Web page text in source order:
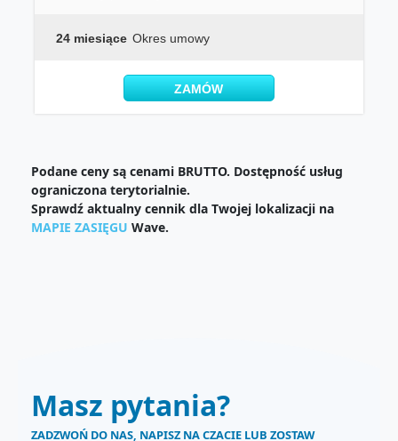
24 miesiące Okres umowy
ZAMÓW
Podane ceny są cenami BRUTTO. Dostępność usług
ograniczona terytorialnie.
Sprawdź aktualny cennik dla Twojej lokalizacji na
MAPIE ZASIĘGU Wave.
Masz pytania?
ZADZWOŃ DO NAS, NAPISZ NA CZACIE LUB ZOSTAW